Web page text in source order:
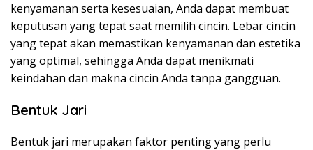
kenyamanan serta kesesuaian, Anda dapat membuat
keputusan yang tepat saat memilih cincin. Lebar cincin
yang tepat akan memastikan kenyamanan dan estetika
yang optimal, sehingga Anda dapat menikmati
keindahan dan makna cincin Anda tanpa gangguan.
Bentuk Jari
Bentuk jari merupakan faktor penting yang perlu